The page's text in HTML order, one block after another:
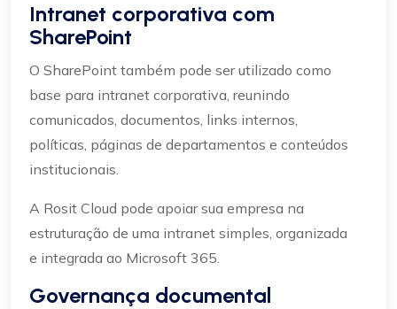
Intranet corporativa com
SharePoint
O SharePoint também pode ser utilizado como
base para intranet corporativa, reunindo
comunicados, documentos, links internos,
políticas, páginas de departamentos e conteúdos
institucionais.
A Rosit Cloud pode apoiar sua empresa na
estruturação de uma intranet simples, organizada
e integrada ao Microsoft 365.
Governança documental